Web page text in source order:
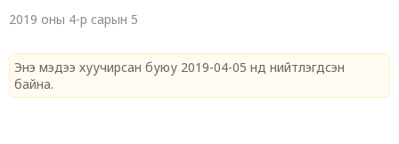
2019 оны 4-р сарын 5
Энэ мэдээ хуучирсан буюу 2019-04-05 нд нийтлэгдсэн
байна.